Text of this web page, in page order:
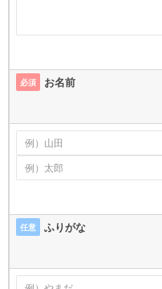
必須 お名前
任意 ふりがな